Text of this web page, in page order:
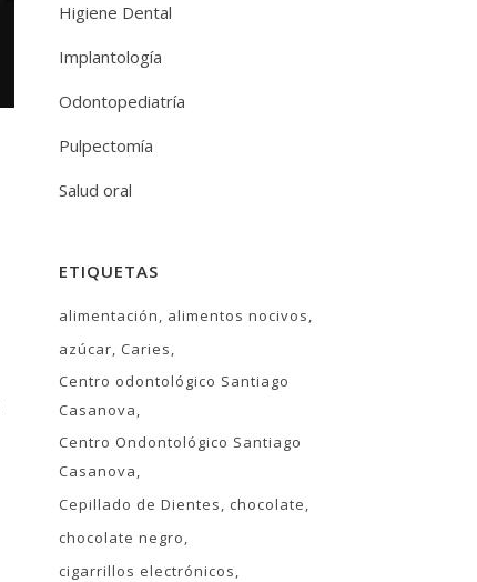
Higiene Dental
Implantología
Odontopediatría
Pulpectomía
Salud oral
ETIQUETAS
alimentación
alimentos nocivos
azúcar Caries
Centro odontológico Santiago
Casanova
Centro Ondontológico Santiago
Casanova
Cepillado de Dientes
chocolate
chocolate negro
cigarrillos electrónicos